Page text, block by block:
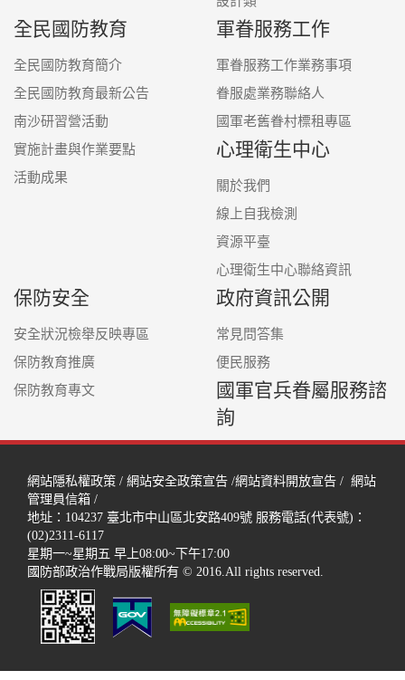
全民國防教育
全民國防教育簡介
全民國防教育最新公告
南沙研習營活動
實施計畫與作業要點
活動成果
軍眷服務工作
軍眷服務工作業務事項
眷服處業務聯絡人
國軍老舊眷村標租專區
心理衛生中心
關於我們
線上自我檢測
資源平臺
心理衛生中心聯絡資訊
保防安全
安全狀況檢舉反映專區
保防教育推廣
保防教育專文
政府資訊公開
常見問答集
便民服務
國軍官兵眷屬服務諮
詢
網站隱私權政策 / 網站安全政策宣告 /網站資料開放宣告 / 網站
管理員信箱 /
地址：104237 臺北市中山區北安路409號 服務電話(代表號)：
(02)2311-6117
星期一~星期五 早上08:00~下午17:00
國防部政治作戰局版權所有 © 2016.All rights reserved.